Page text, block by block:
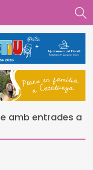
amb entrades a